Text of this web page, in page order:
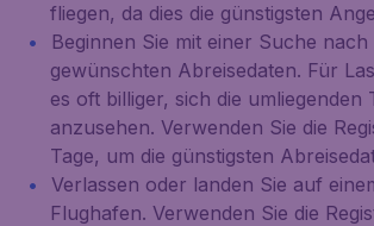
fliegen, da dies die günstigsten
Beginnen Sie mit einer Suche
gewünschten Abreisedaten. Für
es oft billiger, sich die umliegenden
anzusehen. Verwenden Sie die
Tage, um die günstigsten
Verlassen oder landen Sie auf
Flughafen. Verwenden Sie die